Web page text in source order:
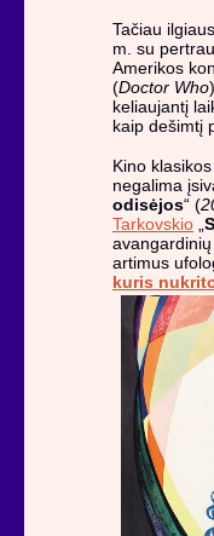
Tačiau
m. su
Amerikos
(Doctor Who
keliaujantį
kaip dešimtį
Kino
negalima
odisėjos“ (
Tarkovskio „
artimus
kuris